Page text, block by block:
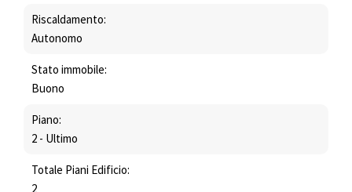
Riscaldamento:
Autonomo
Stato immobile:
Buono
Piano:
2 - Ultimo
Totale Piani Edificio:
2